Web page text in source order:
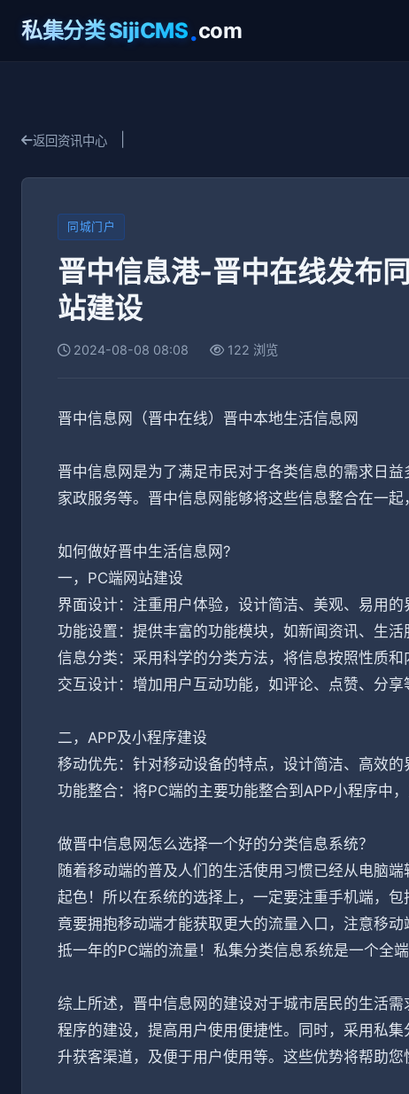
私集分类 SijiCMS.com
返回资讯中心
同城门户
晋中信息港-晋中在线发布
站建设
2024-08-08 08:08 122 浏览
晋中信息网（晋中在线）晋中本地生活信息网
晋中信息网是为了满足市民对于各类信息的需求日
家政服务等。晋中信息网能够将这些信息整合在一
如何做好晋中生活信息网?
一，PC端网站建设
界面设计：注重用户体验，设计简洁、美观、易用的
功能设置：提供丰富的功能模块，如新闻资讯、生
信息分类：采用科学的分类方法，将信息按照性质
交互设计：增加用户互动功能，如评论、点赞、分享
二，APP及小程序建设
移动优先：针对移动设备的特点，设计简洁、高效的
功能整合：将PC端的主要功能整合到APP小程序中
做晋中信息网怎么选择一个好的分类信息系统？
随着移动端的普及人们的生活使用习惯已经从电脑
起色！所以在系统的选择上，一定要注重手机端，
竟要拥抱移动端才能获取更大的流量入口，注意移
抵一年的PC端的流量！私集分类信息系统是一个全
综上所述，晋中信息网的建设对于城市居民的生活
程序的建设，提高用户使用便捷性。同时，采用私
升获客渠道，及便于用户使用等。这些优势将帮助您